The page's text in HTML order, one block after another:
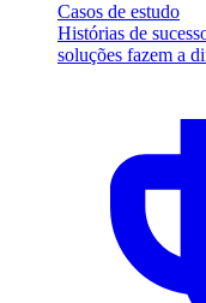
Casos de estudo
Histórias de
soluções fazem a